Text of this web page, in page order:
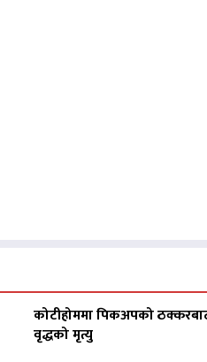
कोटीहोममा पिकअपको
वृद्धको मृत्यु